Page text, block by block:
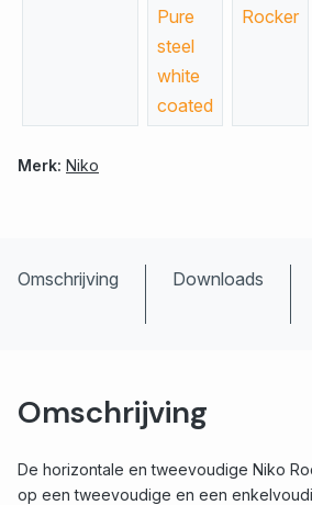
Pure
steel
white
coated
Rocker
Merk: Niko
Omschrijving Downloads
Omschrijving
De horizontale en tweevoudige Niko
op een tweevoudige en een